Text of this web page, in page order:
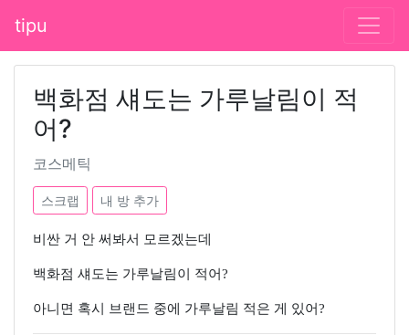
tipu
백화점 섀도는 가루날림이 적
어?
코스메틱
스크랩 내 방 추가
비싼 거 안 써봐서 모르겠는데
백화점 섀도는 가루날림이 적어?
아니면 혹시 브랜드 중에 가루날림 적은 게 있어?